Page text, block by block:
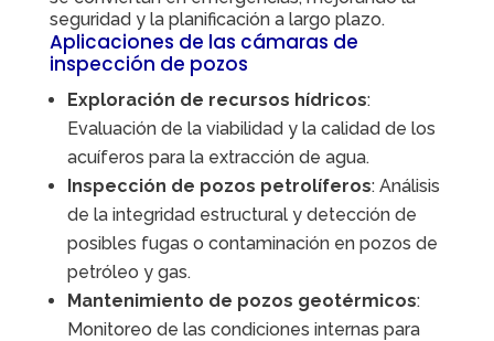
seguridad y la planificación a largo plazo.
Aplicaciones de las cámaras de
inspección de pozos
Exploración de recursos hídricos:
Evaluación de la viabilidad y la calidad de los
acuíferos para la extracción de agua.
Inspección de pozos petrolíferos: Análisis
de la integridad estructural y detección de
posibles fugas o contaminación en pozos de
petróleo y gas.
Mantenimiento de pozos geotérmicos:
Monitoreo de las condiciones internas para